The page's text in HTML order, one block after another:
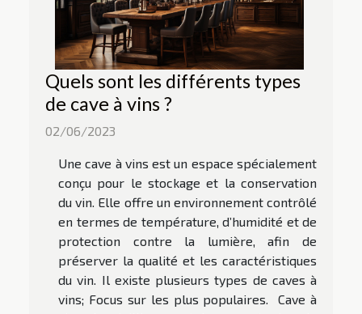
Quels sont les différents types
de cave à vins ?
02/06/2023
Une cave à vins est un espace spécialement
conçu pour le stockage et la conservation
du vin. Elle offre un environnement contrôlé
en termes de température, d’humidité et de
protection contre la lumière, afin de
préserver la qualité et les caractéristiques
du vin. Il existe plusieurs types de caves à
vins; Focus sur les plus populaires. Cave à